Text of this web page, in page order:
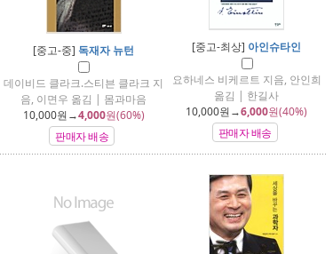
[중고-중] 독재자 뉴턴
데이비드 클라크.스티븐 클라크 지
음, 이면우 옮김 | 몸과마음
10,000원→4,000원(60%)
판매자 배송
[중고-최상] 아인슈타인
요하네스 비케르트 지음, 안인희
옮김 | 한길사
10,000원→6,000원(40%)
판매자 배송